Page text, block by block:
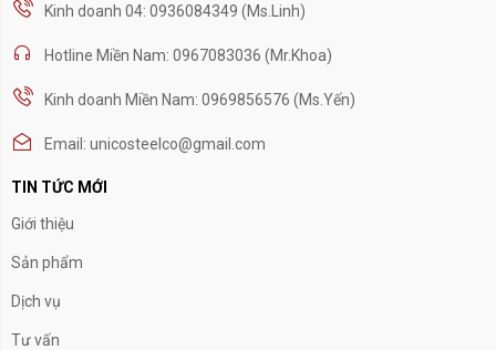
Kinh doanh 04: 0936084349 (Ms.Linh)
Hotline Miền Nam: 0967083036 (Mr.Khoa)
Kinh doanh Miền Nam: 0969856576 (Ms.Yến)
Email: unicosteelco@gmail.com
TIN TỨC MỚI
Giới thiệu
Sản phẩm
Dịch vụ
Tư vấn